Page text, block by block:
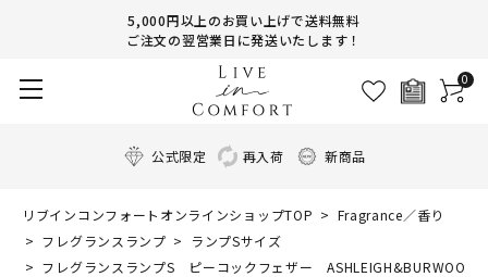
5,000円以上のお買い上げで送料無料
ご注文の翌営業日に発送いたします！
0
公式限定 再入荷 新商品
リブインコンフォートオンラインショップTOP
Fragrance／香り
フレグランスランプ
ランプSサイズ
フレグランスランプS ピーコックフェザー ASHLEIGH&BURWOO